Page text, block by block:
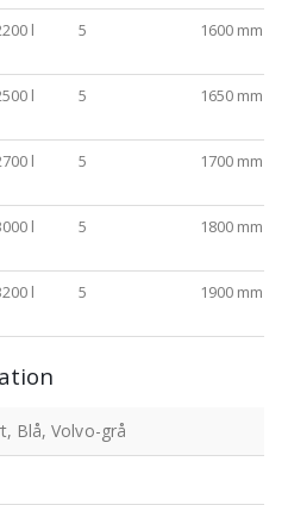
l 5 1600 mm
l 5 1650 mm
l 5 1700 mm
l 5 1800 mm
l 5 1900 mm
Blå, Volvo-grå